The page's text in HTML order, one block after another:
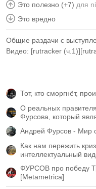
Это полезно (+7) для
Это вредно
Общие раздачи с
Видео: [rutracker (ч.1)][
Тот, кто сморгнёт,
О реальных
Фурсова, который
Андрей Фурсов - Мир
Как нам пережить
интеллектуальный
ФУРСОВ про победу
[Metametrica]